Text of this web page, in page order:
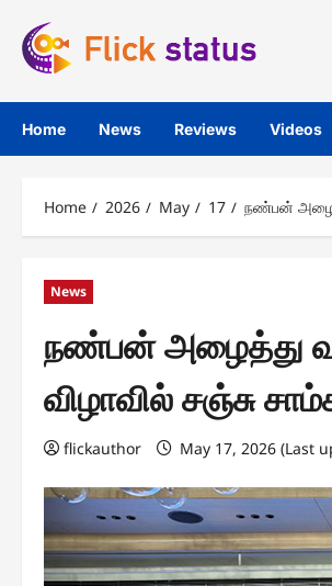
content
Home News Reviews Videos
Home 2026 May 17 நண்பன்
News
நண்பன் அழைத்து
விழாவில் சஞ்சு
flickauthor May 17, 2026 (Last